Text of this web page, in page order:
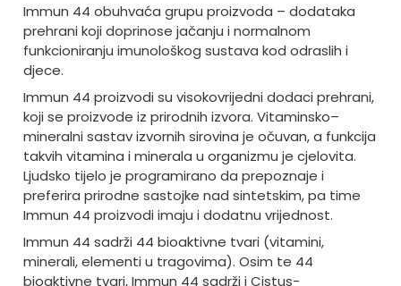
Immun 44 obuhvaća grupu proizvoda – dodataka
prehrani koji doprinose jačanju i normalnom
funkcioniranju imunološkog sustava kod odraslih i
djece.
Immun 44 proizvodi su visokovrijedni dodaci prehrani,
koji se proizvode iz prirodnih izvora. Vitaminsko–
mineralni sastav izvornih sirovina je očuvan, a funkcija
takvih vitamina i minerala u organizmu je cjelovita.
Ljudsko tijelo je programirano da prepoznaje i
preferira prirodne sastojke nad sintetskim, pa time
Immun 44 proizvodi imaju i dodatnu vrijednost.
Immun 44 sadrži 44 bioaktivne tvari (vitamini,
minerali, elementi u tragovima). Osim te 44
bioaktivne tvari, Immun 44 sadrži i Cistus-